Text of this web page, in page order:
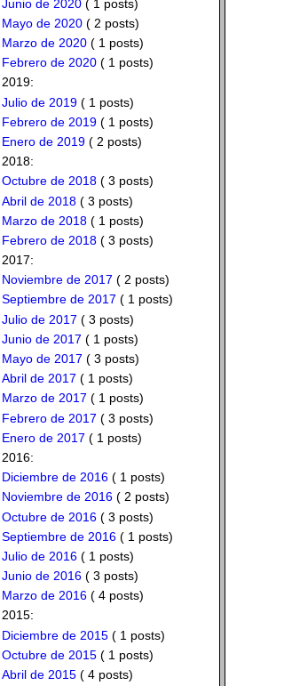
Junio de 2020( 1 posts)
Mayo de 2020( 2 posts)
Marzo de 2020( 1 posts)
Febrero de 2020( 1 posts)
2019:
Julio de 2019( 1 posts)
Febrero de 2019( 1 posts)
Enero de 2019( 2 posts)
2018:
Octubre de 2018( 3 posts)
Abril de 2018( 3 posts)
Marzo de 2018( 1 posts)
Febrero de 2018( 3 posts)
2017:
Noviembre de 2017 ( 2 posts)
Septiembre de 2017 ( 1 posts)
Julio de 2017 ( 3 posts)
Junio de 2017 ( 1 posts)
Mayo de 2017 ( 3 posts)
Abril de 2017 ( 1 posts)
Marzo de 2017 ( 1 posts)
Febrero de 2017 ( 3 posts)
Enero de 2017 ( 1 posts)
2016:
Diciembre de 2016( 1 posts)
Noviembre de 2016( 2 posts)
Octubre de 2016( 3 posts)
Septiembre de 2016( 1 posts)
Julio de 2016( 1 posts)
Junio de 2016( 3 posts)
Marzo de 2016( 4 posts)
2015:
Diciembre de 2015( 1 posts)
Octubre de 2015( 1 posts)
Abril de 2015( 4 posts)